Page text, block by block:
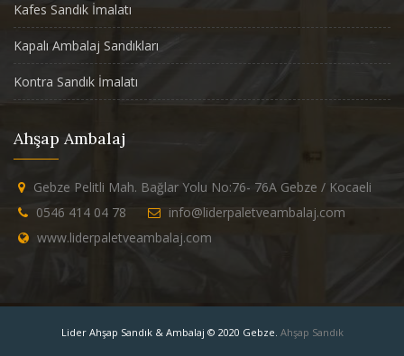
Kafes Sandık İmalatı
Kapalı Ambalaj Sandıkları
Kontra Sandık İmalatı
Ahşap Ambalaj
Gebze Pelitli Mah. Bağlar Yolu No:76- 76A Gebze / Kocaeli
0546 414 04 78
info@liderpaletveambalaj.com
www.liderpaletveambalaj.com
Lider Ahşap Sandık & Ambalaj © 2020 Gebze. Ahşap Sandık